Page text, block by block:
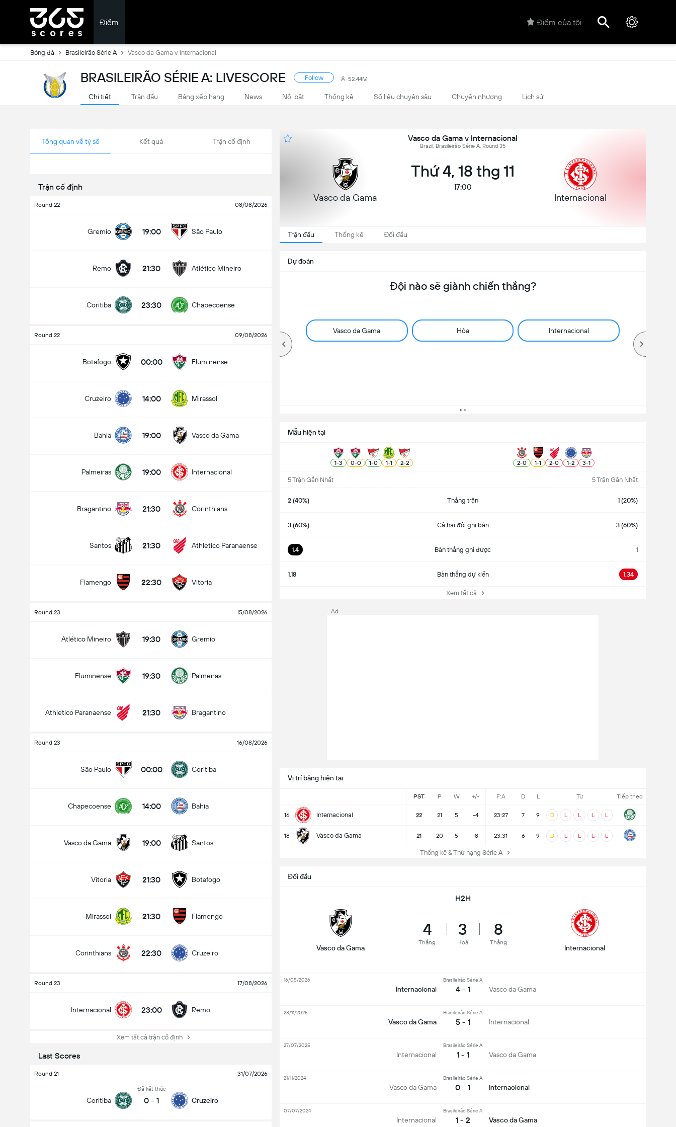
Điểm Điểm của tôi
Bóng đá Brasileirão Série A Vasco da Gama v Internacional
BRASILEIRÃO SÉRIE A: LIVESCORE Follow 52.44M
Chi tiết Trận đấu Bảng xếp hạng News Nổi bật Thống kê Số liệu chuyên sâu Chuyển nhượng Lịch sử
Tổng quan về tỷ số Kết quả Trận cố định
Trận cố định
Round 22 08/08/2026
Gremio 19:00 São Paulo
Remo 21:30 Atlético Mineiro
Coritiba 23:30 Chapecoense
Round 22 09/08/2026
Botafogo 00:00 Fluminense
Cruzeiro 14:00 Mirassol
Bahia 19:00 Vasco da Gama
Palmeiras 19:00 Internacional
Bragantino 21:30 Corinthians
Santos 21:30 Athletico Paranaense
Flamengo 22:30 Vitoria
Round 23 15/08/2026
Atlético Mineiro 19:30 Gremio
Fluminense 19:30 Palmeiras
Athletico Paranaense 21:30 Bragantino
Round 23 16/08/2026
São Paulo 00:00 Coritiba
Chapecoense 14:00 Bahia
Vasco da Gama 19:00 Santos
Vitoria 21:30 Botafogo
Mirassol 21:30 Flamengo
Corinthians 22:30 Cruzeiro
Round 23 17/08/2026
Internacional 23:00 Remo
Xem tất cả trận cố định
Last Scores
Round 21 31/07/2026
Coritiba
Đã kết thúc
0 - 1 Cruzeiro
Vasco da Gama v Internacional
Brazil, Brasileirão Série A, Round 35
Vasco da Gama
Thứ 4, 18 thg 11
17:00
Internacional
Trận đấu Thống kê Đối đầu
Dự đoán
Đội nào sẽ giành chiến thắng?
Vasco da Gama Hòa Internacional
Mẫu hiện tại
1-3 0-0 1-0 1-1 2-2 2-0 1-1 2-0 1-2 3-1
5 Trận Gần Nhất 5 Trận Gần Nhất
2 (40%) Thắng trận 1 (20%)
3 (60%) Cả hai đội ghi bàn 3 (60%)
1.4 Bàn thắng ghi được 1
1.18 Bàn thắng dự kiến 1.34
Xem tất cả
Vị trí bảng hiện tại
PST P W +/- F:A D L Từ Tiếp theo
16 Internacional 22 21 5 -4 23:27 7 9 D L L L L
18 Vasco da Gama 21 20 5 -8 23:31 6 9 D L L L L
Thống kê & Thứ hạng Série A
Đối đầu
H2H
Vasco da Gama
4
Thắng
3
Hoà
8
Thắng
Internacional
Internacional
Brasileirão Série A
4 - 1 Vasco da Gama
16/05/2026
Vasco da Gama
Brasileirão Série A
5 - 1 Internacional
28/11/2025
Internacional
Brasileirão Série A
1 - 1 Vasco da Gama
27/07/2025
Vasco da Gama
Brasileirão Série A
0 - 1 Internacional
21/11/2024
Internacional
Brasileirão Série A
1 - 2 Vasco da Gama
07/07/2024
Ad